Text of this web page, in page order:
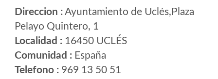
Direccion :Ayuntamiento de Uclés,Plaza
Pelayo Quintero, 1
Localidad : 16450 UCLÉS
Comunidad : España
Telefono : 969 13 50 51